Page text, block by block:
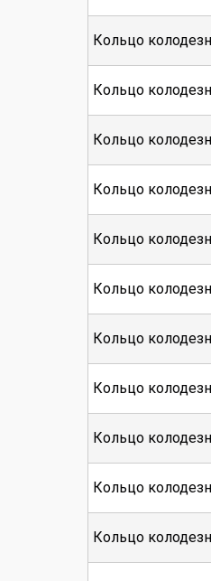
Кольцо
Кольцо
Кольцо
Кольцо
Кольцо
Кольцо
Кольцо
Кольцо
Кольцо
Кольцо
Кольцо